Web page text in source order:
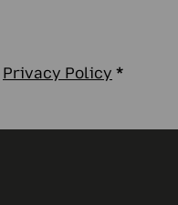
Privacy Policy *